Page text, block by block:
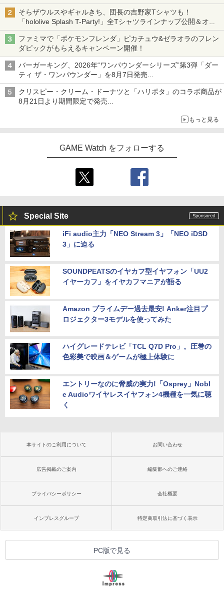
そらザウルスやギャルきち、団長の吉野家Tシャツも！
「hololive Splash T-Party!」全Tシャツラインナップ公開＆オン
ライン販売開始
ファミマで「ポケモンフレンダ」ピカチュウ&ゼラオラのフレン
ダピックがもらえるキャンペーン開催！
バーガーキング、2026年“ワンパウンダーシリーズ”第3弾「ダー
ティ ザ・ワンパウンダー」を8月7日発売
「特製ガーリックマヨソース」を使用した超大型チーズバーガー
クリスピー・クリーム・ドーナツと「ハリポタ」のコラボ商品が
8月21日より期間限定で発売
もっと見る
GAME Watch をフォローする
Special Site
iFi audio主力「NEO Stream 3」「NEO iDSD
3」に迫る
SOUNDPEATSのイヤカフ型イヤフォン「UU2
イヤーカフ」をイヤカフマニアが語る
Amazon プライムデー過去最安! Anker注目プ
ロジェクター3モデルを使ってみた
ハイグレードテレビ「TCL Q7D Pro」。圧巻の
色彩美で映画＆ゲームが極上体験に
エントリーなのに脅威の実力!「Osprey」Nobl
e Audioワイヤレスイヤフォン4機種を一気に聴
く
本サイトのご利用について お問い合わせ
広告掲載のご案内 編集部へのご連絡
プライバシーポリシー 会社概要
インプレスグループ 特定商取引法に基づく表示
PC版で見る